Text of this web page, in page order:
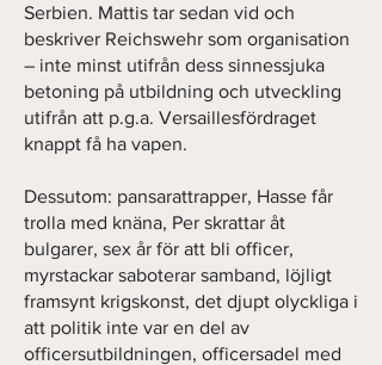
Serbien. Mattis tar sedan vid och
beskriver Reichswehr som organisation
– inte minst utifrån dess sinnessjuka
betoning på utbildning och utveckling
utifrån att p.g.a. Versaillesfördraget
knappt få ha vapen.
Dessutom: pansarattrapper, Hasse får
trolla med knäna, Per skrattar åt
bulgarer, sex år för att bli officer,
myrstackar saboterar samband, löjligt
framsynt krigskonst, det djupt olyckliga i
att politik inte var en del av
officersutbildningen, officersadel med